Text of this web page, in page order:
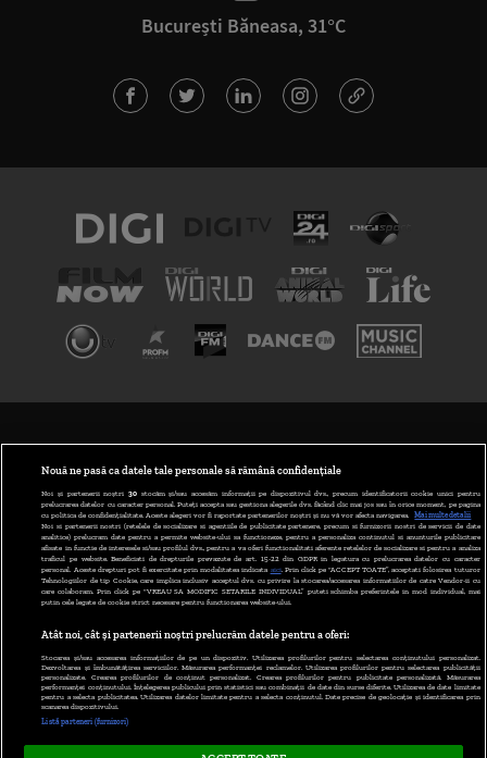
București Băneasa, 31°C
ABONARE DIGI TV
GESTIONAȚI PREFERINȚELE
CODUL DIGI24
CAMERE WEB
CONTACT/INFO
Nouă ne pasă ca datele tale personale să rămână confidențiale
Noi și partenerii noștri 30stocăm și/sau accesăm informații pe dispozitivul dvs., precum identificatorii cookie unici pentru
prelucrarea datelor cu caracter personal. Puteți accepta sau gestiona alegerile dvs. făcând clic mai jos sau în orice moment, pe pagina
cu politica de confidențialitate. Aceste alegeri vor fi raportate partenerilor noștri și nu vă vor afecta navigarea.
Mai multe detalii
Noi si partenerii nostri (retelele de socializare si agentiile de publicitate partenere, precum si furnizorii nostri de servicii de date
analitice) prelucram date pentru a permite website-ului sa functioneze, pentru a personaliza continutul si anunturile publicitare
afisate in functie de interesele si/sau profilul dvs., pentru a va oferi functionalitati aferente retelelor de socializare si pentru a analiza
traficul pe website. Beneficiati de drepturile prevazute de art. 15-22 din GDPR in legatura cu prelucrarea datelor cu caracter
personal. Aceste drepturi pot fi exercitate prin modalitatea indicata aici. Prin click pe “ACCEPT TOATE”, acceptati folosirea tuturor
Tehnologiilor de tip Cookie, care implica inclusiv acceptul dvs. cu privire la stocarea/accesarea informatiilor de catre Vendor-ii cu
care colaboram. Prin click pe “VREAU SA MODIFIC SETARILE INDIVIDUAL” puteti schimba preferintele in mod individual, mai
putin cele legate de cookie strict necesare pentru functionarea website-ului.
Atât noi, cât și partenerii noștri prelucrăm datele pentru a oferi:
Stocarea și/sau accesarea informațiilor de pe un dispozitiv. Utilizarea profilurilor pentru selectarea conținutului personalizat.
Dezvoltarea și îmbunătățirea serviciilor. Măsurarea performanței reclamelor. Utilizarea profilurilor pentru selectarea publicității
personalizate. Crearea profilurilor de conținut personalizat. Crearea profilurilor pentru publicitate personalizată. Măsurarea
performanței conținutului. Înțelegerea publicului prin statistici sau combinații de date din surse diferite. Utilizarea de date limitate
pentru a selecta publicitatea. Utilizarea datelor limitate pentru a selecta conținutul. Date precise de geolocație și identificarea prin
scanarea dispozitivului.
Listă parteneri (furnizori)